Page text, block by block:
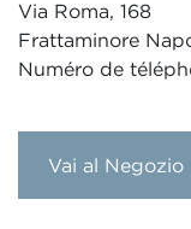
Via Roma, 168
Frattaminore
Numéro de
Vai al Negozio